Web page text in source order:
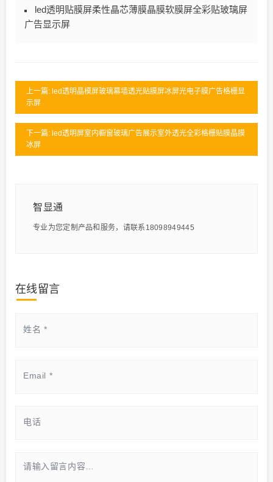
led透明贴膜屏柔性晶芯薄膜晶膜软膜屏全彩贴玻璃屏
广告显示屏
上一篇: led透明晶模屏玻璃幕墙透光贴膜屏冰屏光电子膜广告格栅显
示屏
下一篇: led透明屏室内橱窗玻璃广告展示室外透光全彩格栅贴膜晶膜
冰屏
智显通
专业为您定制产品和服务，请联系18098949445
在线留言